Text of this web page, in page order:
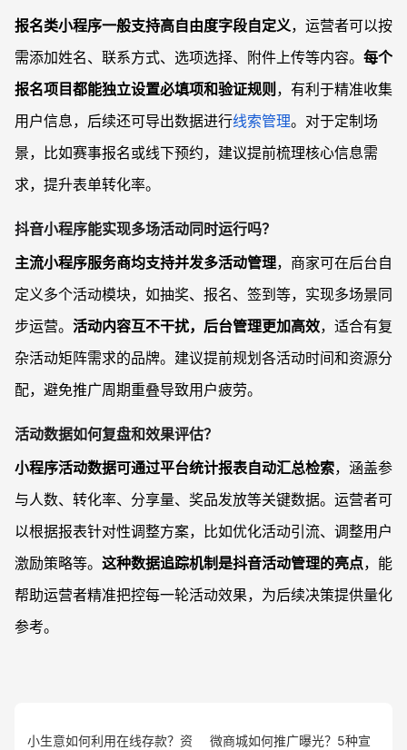
报名类小程序一般支持高自由度字段自定义，运营者可以按
需添加姓名、联系方式、选项选择、附件上传等内容。 每个
报名项目都能独立设置必填项和验证规则 ，有利于精准收集
用户信息，后续还可导出数据进行线索管理。对于定制场
景，比如赛事报名或线下预约，建议提前梳理核心信息需
求，提升表单转化率。
抖音小程序能实现多场活动同时运行吗？
主流小程序服务商均支持并发多活动管理，商家可在后台自
定义多个活动模块，如抽奖、报名、签到等，实现多场景同
步运营。 活动内容互不干扰，后台管理更加高效，适合有复
杂活动矩阵需求的品牌。建议提前规划各活动时间和资源分
配，避免推广周期重叠导致用户疲劳。
活动数据如何复盘和效果评估？
小程序活动数据可通过平台统计报表自动汇总检索，涵盖参
与人数、转化率、分享量、奖品发放等关键数据。运营者可
以根据报表针对性调整方案，比如优化活动引流、调整用户
激励策略等。 这种数据追踪机制是抖音活动管理的亮点，能
帮助运营者精准把控每一轮活动效果，为后续决策提供量化
参考。
小生意如何利用在线存款？资
微商城如何推广曝光？5种宣